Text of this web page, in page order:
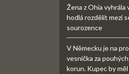
Žena z Ohia vyhrála
hodlá rozdělit mezi
sourozence
V Německu je na
vesnička za
korun. Kupec by